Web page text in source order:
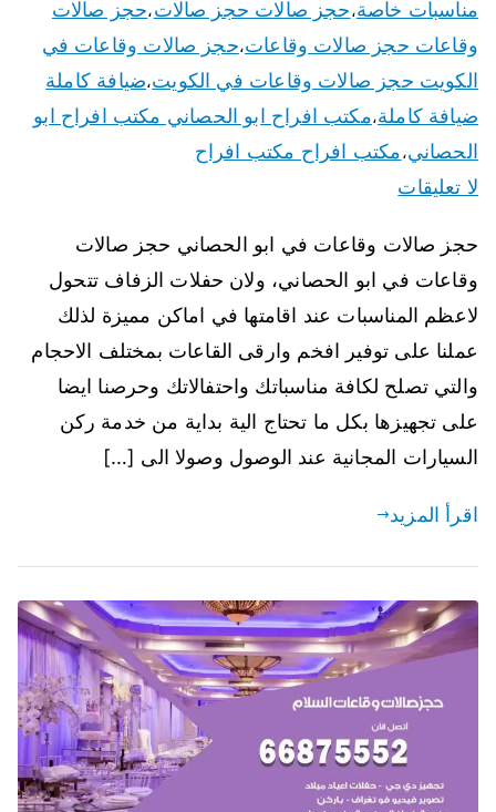
مناسبات خاصة،حجز صالات حجز صالات،حجز صالات
وقاعات حجز صالات وقاعات،حجز صالات وقاعات في
الكويت حجز صالات وقاعات في الكويت،ضيافة كاملة
ضيافة كاملة،مكتب افراح ابو الحصاني مكتب افراح ابو
الحصاني،مكتب افراح مكتب افراح
لا تعليقات
حجز صالات وقاعات في ابو الحصاني حجز صالات
وقاعات في ابو الحصاني، ولان حفلات الزفاف تتحول
لاعظم المناسبات عند اقامتها في اماكن مميزة لذلك
عملنا على توفير افخم وارقى القاعات بمختلف الاحجام
والتي تصلح لكافة مناسباتك واحتفالاتك وحرصنا ايضا
على تجهيزها بكل ما تحتاج الية بداية من خدمة ركن
السيارات المجانية عند الوصول وصولا الى […]
اقرأ المزيد